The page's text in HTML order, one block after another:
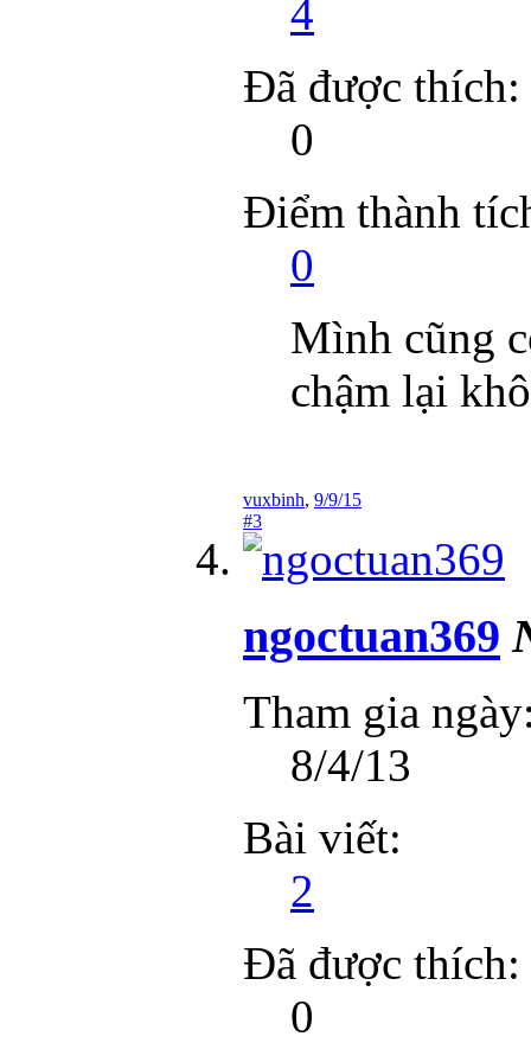
4
Đã được thích:
0
Điểm thành
0
Mình cũng
chậm lại
vuxbinh, 9/9/15
#3
ngoctuan369
Tham gia
8/4/13
Bài viết:
2
Đã được thích:
0